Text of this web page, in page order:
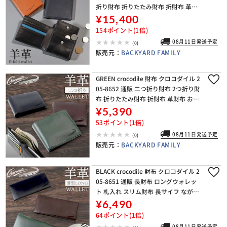
折り財布 折りたたみ財布 折財布 革財
布 お財布 小銭入れ カード入れ メンズ
ブランド
¥15,400
154ポイント(1倍)
(0) 08月11日発送予定
販売元： BACKYARD FAMILY
GREEN crocodile 財布 クロコダイル 2
05-8652 通販 二つ折り財布 2つ折り財
布 折りたたみ財布 折財布 革財布 お財
布 さいふ サイフ 小銭入れあり カード
入れ メンズ ブラン
¥5,390
53ポイント(1倍)
(0) 08月11日発送予定
販売元： BACKYARD FAMILY
BLACK crocodile 財布 クロコダイル 2
05-8651 通販 長財布 ロングウォレッ
ト 札入れ スリム財布 長サイフ ながさ
いふ 革財布 お財布 小銭入れあり カー
ド入れ メンズ ブラン
¥6,490
64ポイント(1倍)